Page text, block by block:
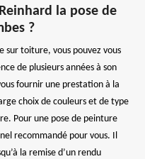
la pose de
?
sur toiture, vous pouvez vous
de plusieurs années à son
fournir une prestation à la
choix de couleurs et de type
Pour une pose de peinture
recommandé pour vous. Il
la remise d’un rendu